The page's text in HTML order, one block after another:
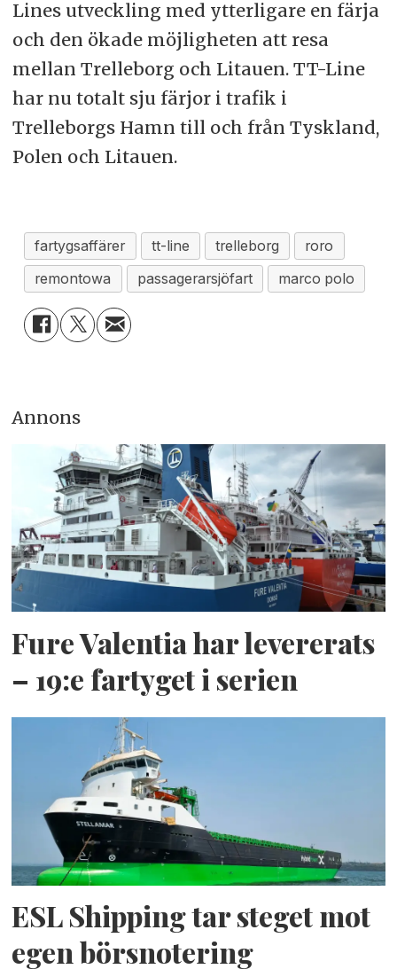
Lines utveckling med ytterligare en färja
och den ökade möjligheten att resa
mellan Trelleborg och Litauen. TT-Line
har nu totalt sju färjor i trafik i
Trelleborgs Hamn till och från Tyskland,
Polen och Litauen.
fartygsaffärer tt-line trelleborg
roro
remontowa
passagerarsjöfart marco polo
Annons
Fure Valentia har levererats
– 19:e fartyget i serien
ESL Shipping tar steget mot
egen börsnotering